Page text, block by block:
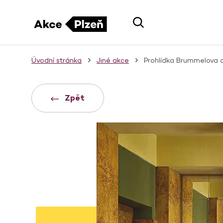
Úvodní stránka Jiné akce Prohlídka Brummelova
Zpět